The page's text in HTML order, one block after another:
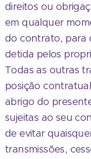
direitos ou
em qualquer
do contrato, para
detida pelos
Todas as outras
posição
abrigo do
sujeitas ao seu
de evitar
transmissões,